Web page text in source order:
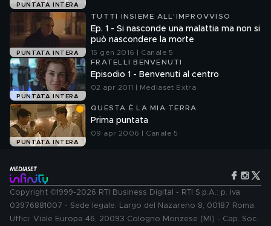
PUNTATA INTERA
PUNTATA INTERA
TUTTI INSIEME ALL'IMPROVVISO
Ep. 1 - Si nasconde una malattia ma non si
può nascondere la morte
15 gen 2016 | Canale 5
PUNTATA INTERA
FRATELLI BENVENUTI
Episodio 1 - Benvenuti al centro
02 apr 2011 | Mediaset Extra
PUNTATA INTERA
QUESTA È LA MIA TERRA
Prima puntata
09 apr 2006 | Canale 5
Copyright ©1999-2026 RTI Business Digital - RTI S.p.A.: p. iva
03976881007 - Sede legale: Largo del Nazareno 8, 00187 Roma.
Uffici: Viale Europa 46, 20093 Cologno Monzese (MI) - Cap. Soc.